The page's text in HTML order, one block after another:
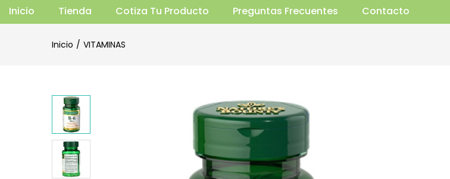
Inicio Tienda Cotiza Tu Producto Preguntas Frecuentes Contacto
Inicio VITAMINAS